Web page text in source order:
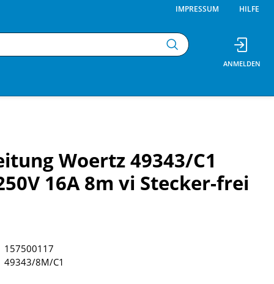
IMPRESSUM HILFE
Woertz 49343/C1
16A 8m vi Stecker-frei
157500117
49343/8M/C1